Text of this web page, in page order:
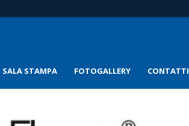
SALA STAMPA FOTOGALLERY CONTATTI